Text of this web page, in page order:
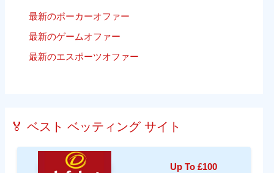
最新のポーカーオファー
最新のゲームオファー
最新のエスポーツオファー
🏅 ベスト ベッティング サイト
Up To £100